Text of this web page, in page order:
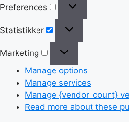
Preferences
Statistikker
Marketing
Manage options
Manage services
Manage {vendor_count}
Read more about these